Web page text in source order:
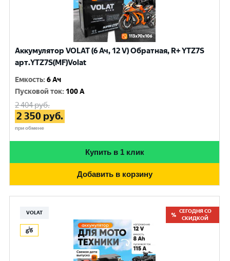
Аккумулятор VOLAT (6 Ач, 12 V) Обратная, R+ YTZ7S
арт.YTZ7S(MF)Volat
Емкость:6 Ач
Пусковой ток: 100 A
2 404руб.
2 350 руб.
при обмене
Купить в 1 клик
Добавить в корзину
VOLAT
СЕГОДНЯ СО
СКИДКОЙ